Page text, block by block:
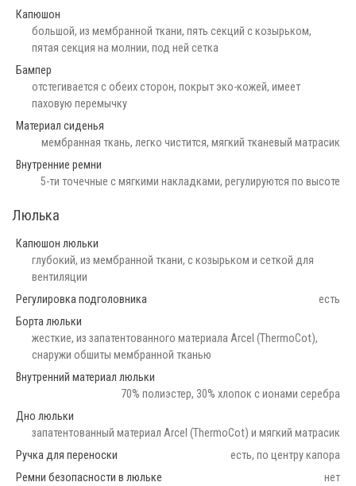
Капюшон
большой, из мембранной ткани, пять секций с козырьком,
пятая секция на молнии, под ней сетка
Бампер
отстегивается с обеих сторон, покрыт эко-кожей, имеет
паховую перемычку
Материал сиденья
мембранная ткань, легко чистится, мягкий тканевый матрасик
Внутренние ремни
5-ти точечные с мягкими накладками, регулируются по высоте
Люлька
Капюшон люльки
глубокий, из мембранной ткани, с козырьком и сеткой для
вентиляции
Регулировка подголовника
есть
Борта люльки
жесткие, из запатентованного материала Arcel (ThermoCot),
снаружи обшиты мембранной тканью
Внутренний материал люльки
70% полиэстер, 30% хлопок с ионами серебра
Дно люльки
запатентованный материал Arcel (ThermoCot) и мягкий матрасик
Ручка для переноски
есть, по центру капора
Ремни безопасности в люльке
нет